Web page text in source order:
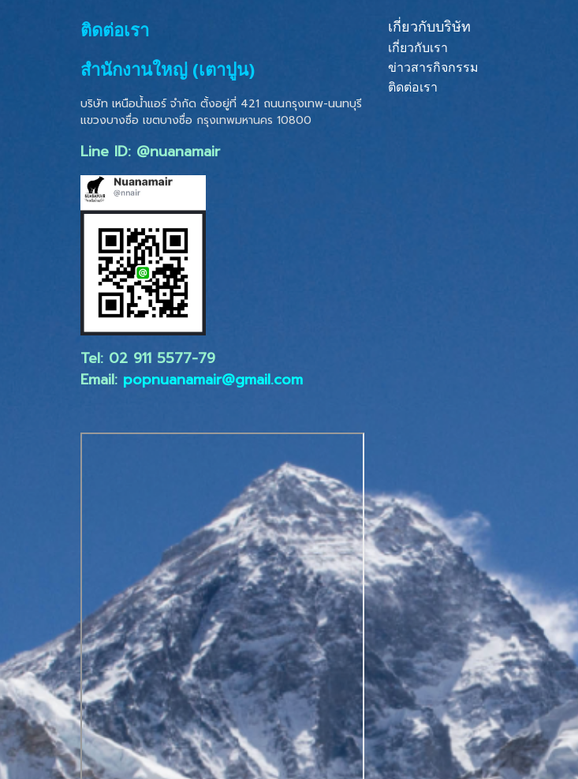
ติดต่อเรา
สำนักงานใหญ่ (เตาปูน)
บริษัท เหนือน้ำแอร์ จำกัด ตั้งอยู่ที่ 421 ถนนกรุงเทพ-นนทบุรี
แขวงบางซื่อ เขตบางซื่อ กรุงเทพมหานคร 10800
Line ID: @nuanamair
Tel: 02 ​911 5577-79
Email: popnuanamair@gmail.com
เกี่ยวกับบริษัท
เกี่ยวกับเรา
ข่าวสารกิจกรรม
ติดต่อเรา